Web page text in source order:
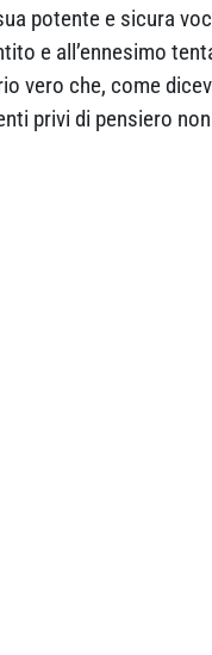
potente e sicura
e all’ennesimo
vero che, come
privi di pensiero